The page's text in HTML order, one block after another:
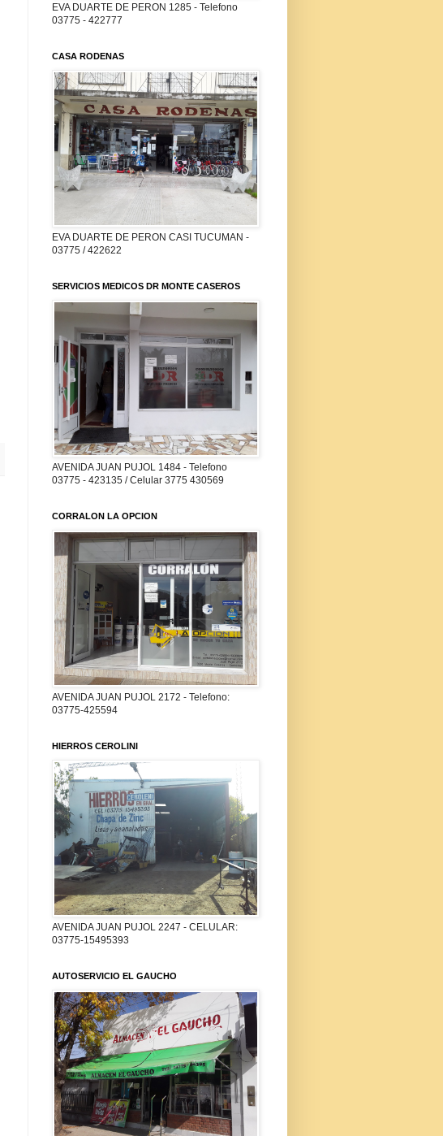
EVA DUARTE DE PERON 1285 - Telefono
03775 - 422777
CASA RODENAS
EVA DUARTE DE PERON CASI TUCUMAN -
03775 / 422622
SERVICIOS MEDICOS DR MONTE CASEROS
AVENIDA JUAN PUJOL 1484 - Telefono
03775 - 423135 / Celular 3775 430569
CORRALON LA OPCION
AVENIDA JUAN PUJOL 2172 - Telefono:
03775-425594
HIERROS CEROLINI
AVENIDA JUAN PUJOL 2247 - CELULAR:
03775-15495393
AUTOSERVICIO EL GAUCHO